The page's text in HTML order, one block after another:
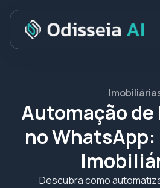
Automação
no WhatsApp:
Descubra como